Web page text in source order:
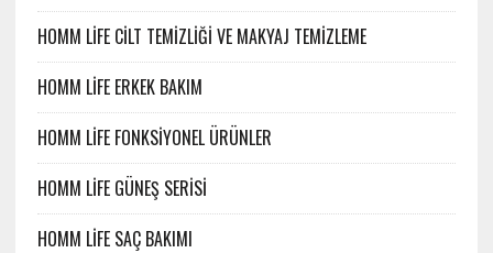
HOMM LİFE CİLT TEMİZLİĞİ VE MAKYAJ TEMİZLEME
HOMM LİFE ERKEK BAKIM
HOMM LİFE FONKSİYONEL ÜRÜNLER
HOMM LİFE GÜNEŞ SERİSİ
HOMM LİFE SAÇ BAKIMI